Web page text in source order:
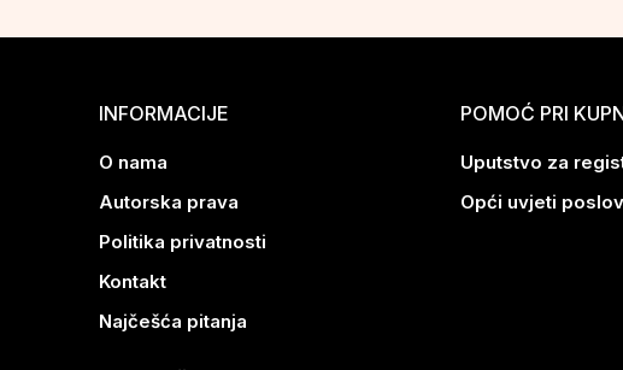
INFORMACIJE
O nama
Autorska prava
Politika privatnosti
Kontakt
Najčešća pitanja
POMOĆ PRI
Uputstvo za
Opći uvjeti